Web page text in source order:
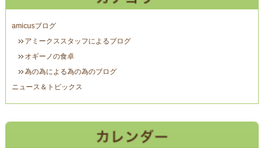
amicusブログ
アミークススタッフによるブログ
オギーノの食卓
為の為による為の為のブログ
ニュース＆トピックス